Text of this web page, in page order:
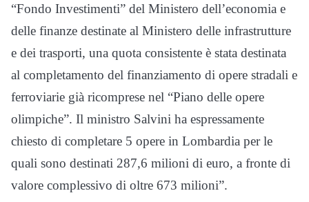
“Fondo Investimenti” del Ministero dell’economia e
delle finanze destinate al Ministero delle infrastrutture
e dei trasporti, una quota consistente è stata destinata
al completamento del finanziamento di opere stradali e
ferroviarie già ricomprese nel “Piano delle opere
olimpiche”. Il ministro Salvini ha espressamente
chiesto di completare 5 opere in Lombardia per le
quali sono destinati 287,6 milioni di euro, a fronte di
valore complessivo di oltre 673 milioni”.